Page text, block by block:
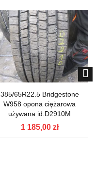
385/65R22.5 Bridgestone
W958 opona ciężarowa
używana id:D2910M
1 185,00 zł